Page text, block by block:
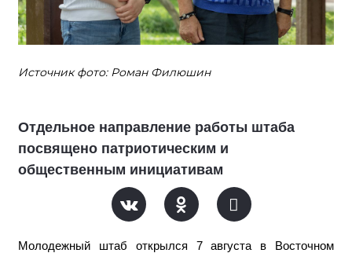
Источник фото: Роман Филюшин
Отдельное направление работы штаба
посвящено патриотическим и
общественным инициативам
Молодежный штаб открылся 7 августа в Восточном